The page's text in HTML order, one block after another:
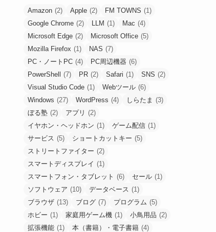
Amazon (2) Apple (2) FM TOWNS (1)
Google Chrome (2) LLM (1) Mac (4)
Microsoft Edge (2) Microsoft Office (5)
Mozilla Firefox (1) NAS (7)
PC・ノートPC (4) PC周辺機器 (6)
PowerShell
(7) PR (2) Safari (1) SNS (2)
Visual Studio Code (1) Webツール (6)
Windows (27) WordPress (4) しらたま (3)
ぼる塾 (2) アプリ (2)
イヤホン・ヘッドホン (1) ゲーム配信 (1)
サービス (5) ショートカットキー (5)
ストリートファイター (2)
スマートディスプレイ (1)
スマートフォン・タブレット (6) セール (1)
ソフトウェア (10) データベース (1)
ブラウザ (13) ブログ (7) プログラム (5)
ホビー (1) 家庭用ゲーム機 (1) 小鳥用品 (2)
拡張機能 (1) 本（書籍）・電子書籍 (4)